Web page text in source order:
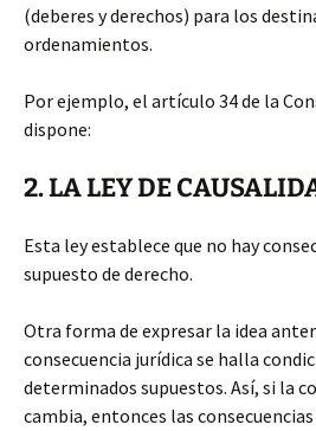
(deberes y derechos) para los
ordenamientos.
Por ejemplo, el artículo 34 de la
dispone:
2. LA LEY DE
Esta ley establece que no hay
supuesto de derecho.
Otra forma de expresar la idea
consecuencia jurídica se halla
determinados supuestos. Así, si la
cambia, entonces las